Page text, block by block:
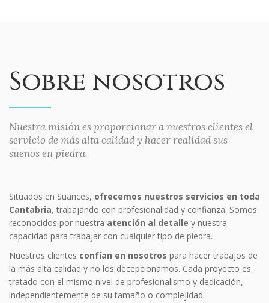
Sobre nosotros
Nuestra misión es proporcionar a nuestros clientes el
servicio de más alta calidad y hacer realidad sus
sueños en piedra.
Situados en Suances, ofrecemos nuestros servicios en toda
Cantabria, trabajando con profesionalidad y confianza. Somos
reconocidos por nuestra atención al detalle y nuestra
capacidad para trabajar con cualquier tipo de piedra.
Nuestros clientes confían en nosotros para hacer trabajos de
la más alta calidad y no los decepcionamos. Cada proyecto es
tratado con el mismo nivel de profesionalismo y dedicación,
independientemente de su tamaño o complejidad.